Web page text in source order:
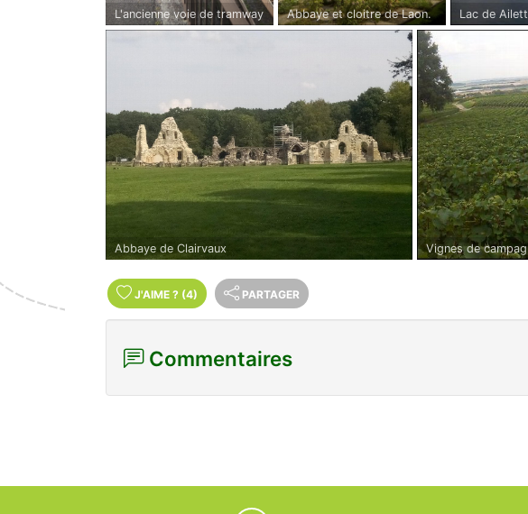
L'ancienne voie de tramway
de Laon
Abbaye et cloitre de Laon. Lac de
Abbaye de Clairvaux Vignes de
J'AIME ? (4) PARTAGER
Commentaires